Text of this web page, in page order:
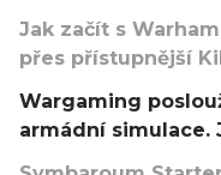
Jak začít s
přes přístupnější
Wargaming
armádní simulace.